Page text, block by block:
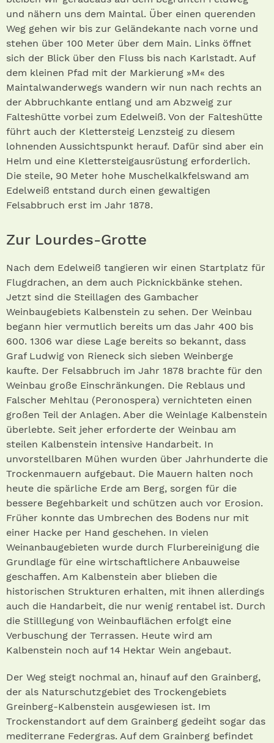
und nähern uns dem Maintal. Über einen querenden
Weg gehen wir bis zur Geländekante nach vorne und
stehen über 100 Meter über dem Main. Links öffnet
sich der Blick über den Fluss bis nach Karlstadt. Auf
dem kleinen Pfad mit der Markierung »M« des
Maintalwanderwegs wandern wir nun nach rechts an
der Abbruchkante entlang und am Abzweig zur
Falteshütte vorbei zum Edelweiß. Von der Falteshütte
führt auch der Klettersteig Lenzsteig zu diesem
lohnenden Aussichtspunkt herauf. Dafür sind aber ein
Helm und eine Klettersteigausrüstung erforderlich.
Die steile, 90 Meter hohe Muschelkalkfelswand am
Edelweiß entstand durch einen gewaltigen
Felsabbruch erst im Jahr 1878.
Zur Lourdes-Grotte
Nach dem Edelweiß tangieren wir einen Startplatz für
Flugdrachen, an dem auch Picknickbänke stehen.
Jetzt sind die Steillagen des Gambacher
Weinbaugebiets Kalbenstein zu sehen. Der Weinbau
begann hier vermutlich bereits um das Jahr 400 bis
600. 1306 war diese Lage bereits so bekannt, dass
Graf Ludwig von Rieneck sich sieben Weinberge
kaufte. Der Felsabbruch im Jahr 1878 brachte für den
Weinbau große Einschränkungen. Die Reblaus und
Falscher Mehltau (Perono­spera) vernichteten einen
großen Teil der Anlagen. Aber die Weinlage Kalbenstein
überlebte. Seit jeher erforderte der Weinbau am
steilen Kalbenstein intensive Handarbeit. In
unvorstellbaren Mühen wurden über Jahrhunderte die
Trockenmauern aufgebaut. Die Mauern halten noch
heute die spärliche Erde am Berg, sorgen für die
bessere Begehbarkeit und schützen auch vor Erosion.
Früher konnte das Umbrechen des Bodens nur mit
einer Hacke per Hand geschehen. In vielen
Weinanbaugebieten wurde durch Flurbereinigung die
Grundlage für eine wirtschaftlichere Anbauweise
geschaffen. Am Kalbenstein aber blieben die
historischen Strukturen erhalten, mit ihnen allerdings
auch die Handarbeit, die nur wenig rentabel ist. Durch
die Stilllegung von Weinbauflächen erfolgt eine
Verbuschung der Terrassen. Heute wird am
Kalbenstein noch auf 14 Hektar Wein angebaut.
Der Weg steigt nochmal an, hinauf auf den Grainberg,
der als Naturschutzgebiet des Trockengebiets
Greinberg-Kalbenstein ausgewiesen ist. Im
Trockenstandort auf dem Grainberg gedeiht sogar das
mediterrane Federgras. Auf dem Grainberg befindet